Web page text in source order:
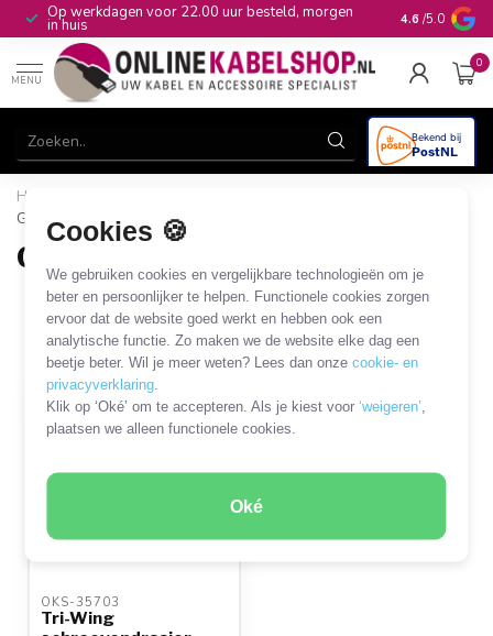
Cookies 🍪
We gebruiken cookies en vergelijkbare technologieën om je
beter en persoonlijker te helpen. Functionele cookies zorgen
ervoor dat de website goed werkt en hebben ook een
analytische functie. Zo maken we de website elke dag een
beetje beter. Wil je meer weten? Lees dan onzecookie- en
privacyverklaring
Klik op ‘Oké’ om te accepteren. Als je kiest voor‘weigeren’
plaatsen we alleen functionele cookies.
Oké
Op werkdagen voor 22.00 uur besteld, morgen
in huis 10+jaar
4.6 /5.0
MENU
0
Home
Gereedschap en onderdelen
Gereedschap en onderdelen
1 PRODUCT
Filters SORTEER OP
OKS-35703
Tri-Wing